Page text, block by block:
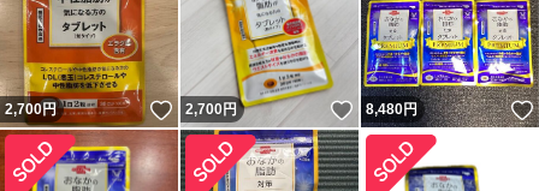
2,700円 いいね！
2,700円 いいね！
8,480円